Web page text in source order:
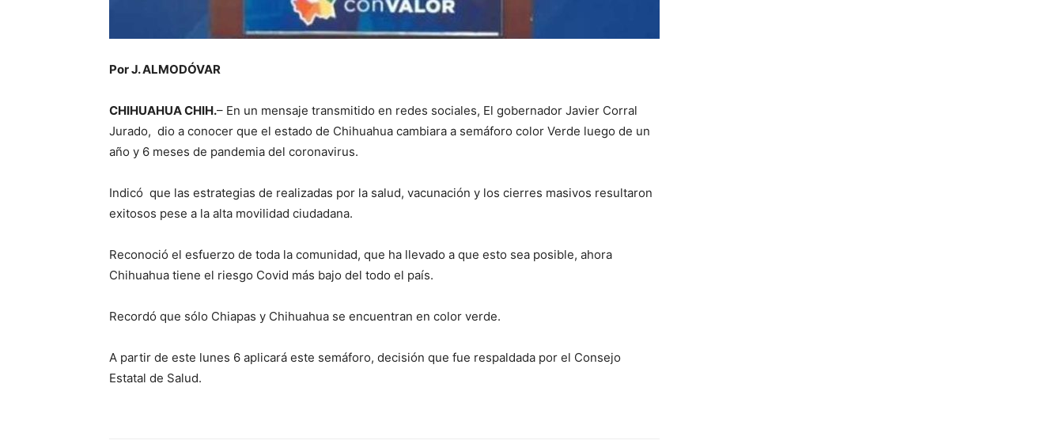
Por J. ALMODÓVAR
CHIHUAHUA CHIH.– En un mensaje transmitido en redes sociales, El gobernador Javier Corral
Jurado, dio a conocer que el estado de Chihuahua cambiara a semáforo color Verde luego de un
año y 6 meses de pandemia del coronavirus.
Indicó que las estrategias de realizadas por la salud, vacunación y los cierres masivos resultaron
exitosos pese a la alta movilidad ciudadana.
Reconoció el esfuerzo de toda la comunidad, que ha llevado a que esto sea posible, ahora
Chihuahua tiene el riesgo Covid más bajo del todo el país.
Recordó que sólo Chiapas y Chihuahua se encuentran en color verde.
A partir de este lunes 6 aplicará este semáforo, decisión que fue respaldada por el Consejo
Estatal de Salud.